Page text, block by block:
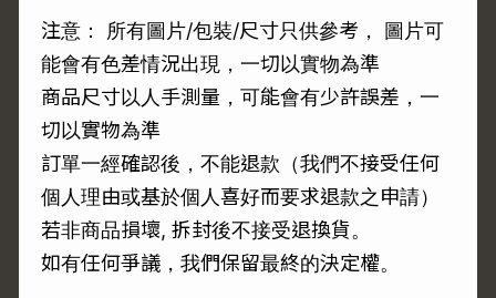
注意： 所有圖片/包裝/尺寸只供參考， 圖片可
能會有色差情況出現，一切以實物為準
商品尺寸以人手測量，可能會有少許誤差，一
切以實物為準
訂單一經確認後，不能退款（我們不接受任何
個人理由或基於個人喜好而要求退款之申請）
若非商品損壞, 拆封後不接受退換貨。
如有任何爭議，我們保留最終的決定權。